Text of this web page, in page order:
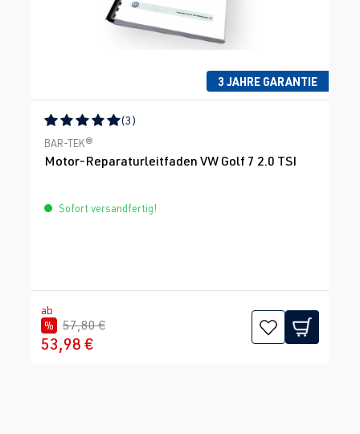
3 JAHRE GARANTIE
Durchschnittliche Bewertung von 5 von 5 Sternen
(3)
BAR-TEK®
Motor-Reparaturleitfaden VW Golf 7 2.0 TSI
Sofort versandfertig!
ab
% 57,80 €
53,98 €